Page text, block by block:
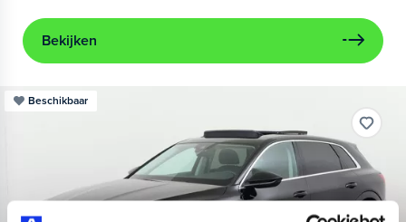
Bekijken
Beschikbaar